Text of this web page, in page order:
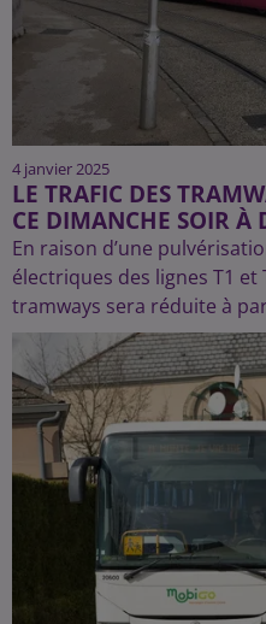
4 janvier 2025
LE TRAFIC DES
CE DIMANCHE SOIR À
En raison d’une
électriques des lignes T1
tramways sera réduite à